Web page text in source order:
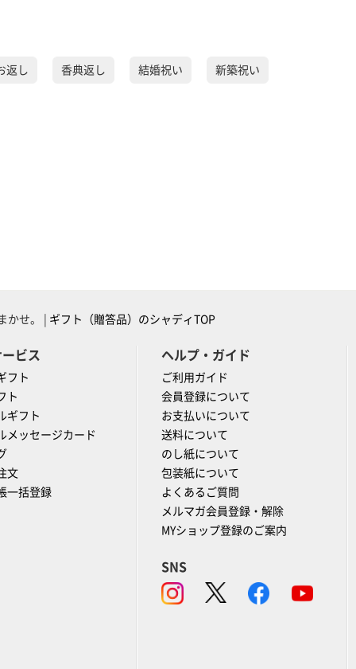
返し 香典返し 結婚祝い 新築祝い
かせ。 | ギフト（贈答品）のシャディTOP
ビス
フト
ト
ギフト
メッセージカード
文
一括登録
ヘルプ・ガイド
ご利用ガイド
会員登録について
お支払いについて
送料について
のし紙について
包装紙について
よくあるご質問
メルマガ会員登録・解除
MYショップ登録のご案内
SNS